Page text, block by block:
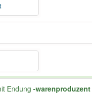
Endung-warenproduzent